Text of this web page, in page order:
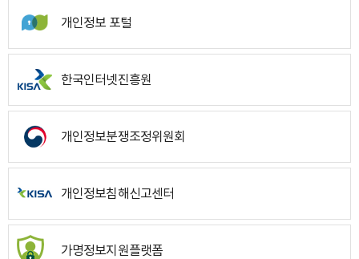
개인정보 포털
한국인터넷진흥원
개인정보분쟁조정위원회
개인정보침해신고센터
가명정보지원플랫폼